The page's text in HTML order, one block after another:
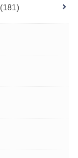
(181)